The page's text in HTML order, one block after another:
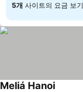
5개 사이트의 요금 보기
Meliá Hanoi